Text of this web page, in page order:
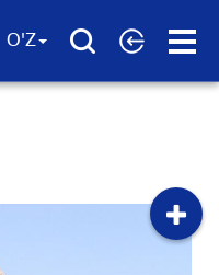
Open
O'Z